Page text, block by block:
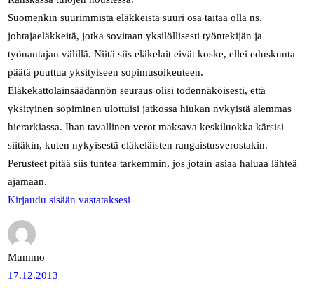
Suomenkin suurimmista eläkkeistä suuri osa taitaa olla ns.
johtajaeläkkeitä, jotka sovitaan yksilöllisesti työntekijän ja
työnantajan välillä. Niitä siis eläkelait eivät koske, ellei eduskunta
päätä puuttua yksityiseen sopimusoikeuteen.
Eläkekattolainsäädännön seuraus olisi todennäköisesti, että
yksityinen sopiminen ulottuisi jatkossa hiukan nykyistä alemmas
hierarkiassa. Ihan tavallinen verot maksava keskiluokka kärsisi
siitäkin, kuten nykyisestä eläkeläisten rangaistusverostakin.
Perusteet pitää siis tuntea tarkemmin, jos jotain asiaa haluaa lähteä
ajamaan.
Kirjaudu sisään vastataksesi
Mummo
17.12.2013